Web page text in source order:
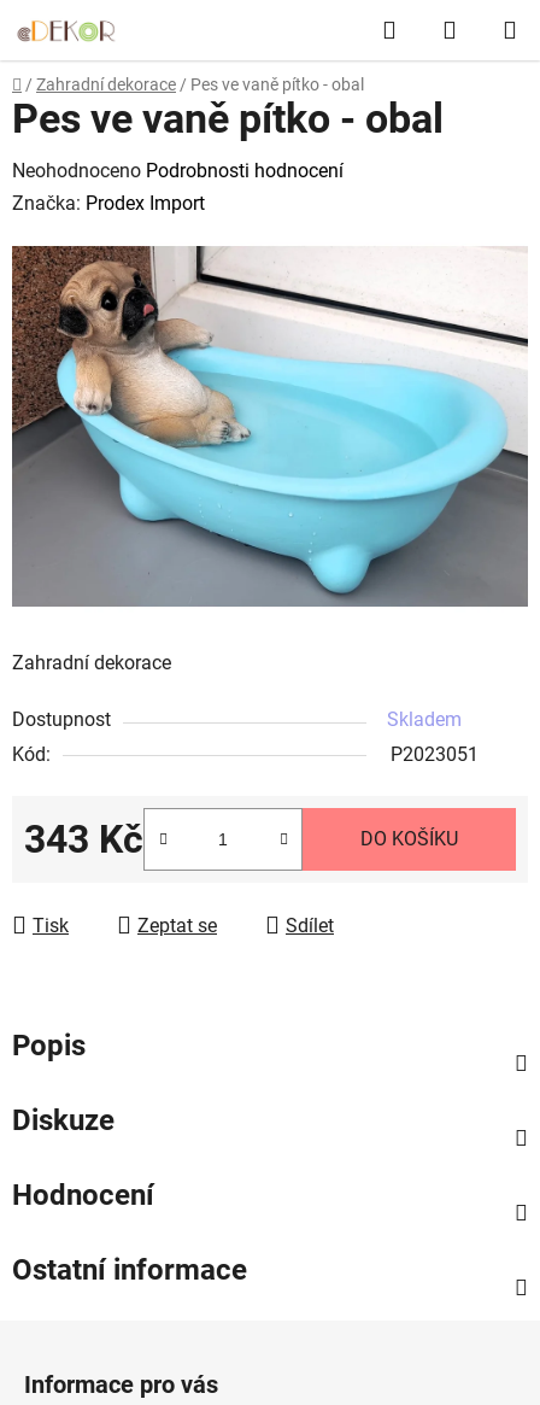
na
obsah
Hledat
KOŠÍK
Domů
/ Zahradní dekorace / Pes ve vaně pítko - obal
Zahradní dekorace
Dostupnost
Skladem
Kód:
P2023051
343 Kč DO KOŠÍKU
Tisk Zeptat se Sdílet
Pes ve vaně pítko - obal
Průměrné
hodnocení
je
0,0
z
5
hvězdiček.
Neohodnoceno Podrobnosti hodnocení
Značka: Prodex Import
Popis
Diskuze
Hodnocení
Ostatní informace
Informace pro vás